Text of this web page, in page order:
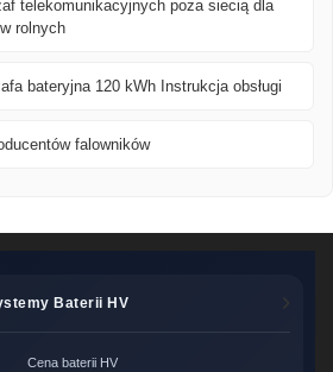
telekomunikacyjnych poza siecią dla
rolnych
bateryjna 120 kWh Instrukcja obsługi
falowników
Baterii HV
Cena baterii HV